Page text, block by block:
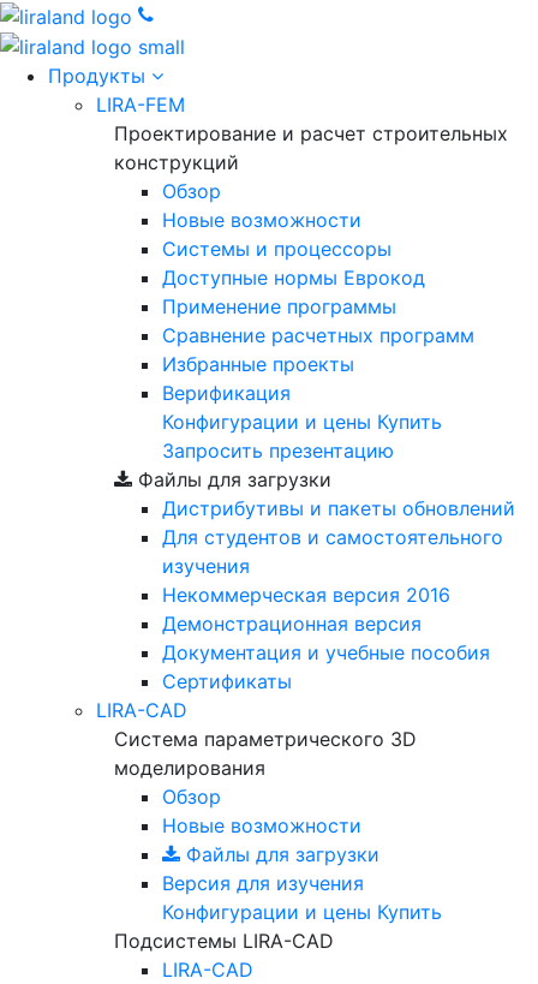
Продукты
LIRA-FEM
Проектирование и расчет строительных
конструкций
Обзор
Новые возможности
Cистемы и процессоры
Доступные нормы Еврокод
Применение программы
Сравнение расчетных программ
Избранные проекты
Верификация
Конфигурации и цены Купить
Запросить презентацию
Файлы для загрузки
Дистрибутивы и пакеты обновлений
Для студентов и самостоятельного
изучения
Некоммерческая версия 2016
Демонстрационная версия
Документация и учебные пособия
Сертификаты
LIRA-CAD
Система параметрического 3D
моделирования
Обзор
Новые возможности
Файлы для загрузки
Версия для изучения
Конфигурации и цены Купить
Подсистемы LIRA-CAD
LIRA-CAD